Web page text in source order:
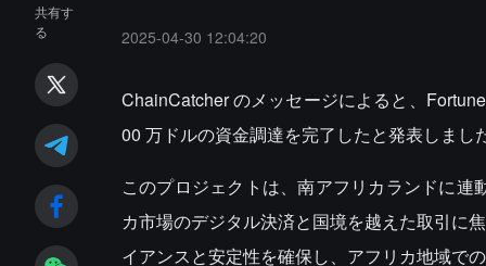
共有す
る
2025-04-30 12:04:20
ChainCatcher のメッセージによると、
00 万ドルの資金調達を完了したと発表しま
このプロジェクトは、南アフリカランドに
カ市場のデジタル決済と国境を越えた取引に
イアンスと安定性を確保し、アフリカ地域で